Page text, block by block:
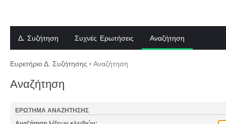
Δ. Συζήτηση Συχνές Ερωτήσεις Αναζήτηση
Ευρετήριο Δ. Συζήτησης ‹ Αναζήτηση
Αναζήτηση
ΕΡΏΤΗΜΑ ΑΝΑΖΉΤΗΣΗΣ